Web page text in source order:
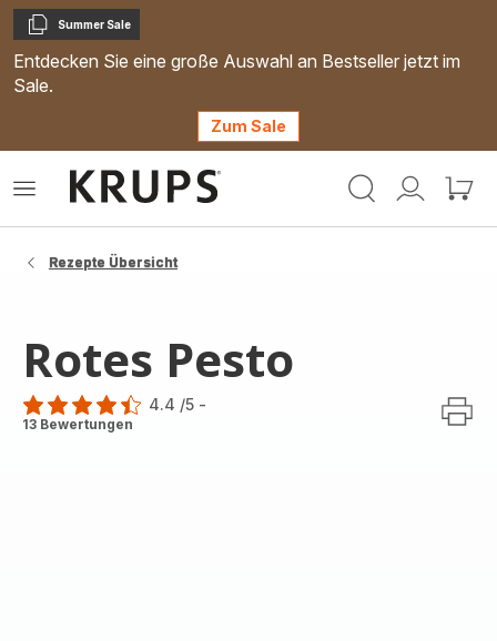
Kopieren
Summer Sale
Entdecken Sie eine große Auswahl an Bestseller jetzt im
Sale.
Zum Sale
Mein
Mein
Das
Rezepte Übersicht
Rotes Pesto
ratings.4.4
4.4 /5 -
13 Bewertungen